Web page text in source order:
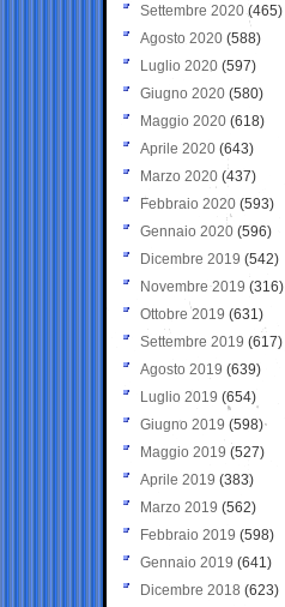
Settembre 2020(465)
Agosto 2020 (588)
Luglio 2020 (597)
Giugno 2020 (580)
Maggio 2020 (618)
Aprile 2020 (643)
Marzo 2020 (437)
Febbraio 2020 (593)
Gennaio 2020 (596)
Dicembre 2019 (542)
Novembre 2019 (316)
Ottobre 2019 (631)
Settembre 2019 (617)
Agosto 2019 (639)
Luglio 2019 (654)
Giugno 2019 (598)
Maggio 2019 (527)
Aprile 2019 (383)
Marzo 2019 (562)
Febbraio 2019 (598)
Gennaio 2019 (641)
Dicembre 2018 (623)